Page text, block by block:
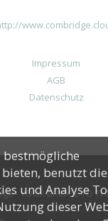
Impressum
AGB
Datenschutz
- YOUR BRIDGE TO
bestmögliche
benutzt
und Analyse
dieser